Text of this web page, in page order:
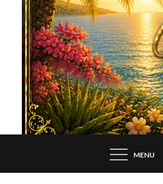
MENU